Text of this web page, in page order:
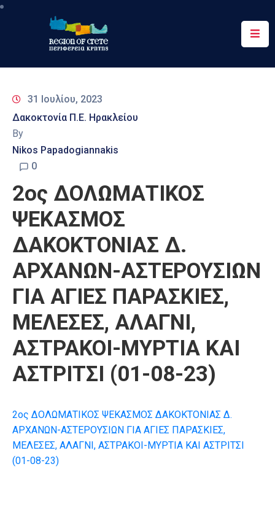
Περιφέρεια
&
Δράσεις
Ψηφιακές
Επικοινωνία
31 Ιουλίου, 2023
Δακοκτονία Π.Ε. Ηρακλείου
By
Nikos Papadogiannakis
0
2ος ΔΟΛΩΜΑΤΙΚΟΣ
ΨΕΚΑΣΜΟΣ
ΔΑΚΟΚΤΟΝΙΑΣ Δ.
ΑΡΧΑΝΩΝ-ΑΣΤΕΡΟΥΣΙΩΝ
ΓΙΑ ΑΓΙΕΣ ΠΑΡΑΣΚΙΕΣ,
ΜΕΛΕΣΕΣ, ΑΛΑΓΝΙ,
ΑΣΤΡΑΚΟΙ-ΜΥΡΤΙΑ ΚΑΙ
ΑΣΤΡΙΤΣΙ (01-08-23)
2ος ΔΟΛΩΜΑΤΙΚΟΣ ΨΕΚΑΣΜΟΣ ΔΑΚΟΚΤΟΝΙΑΣ Δ.
ΑΡΧΑΝΩΝ-ΑΣΤΕΡΟΥΣΙΩΝ ΓΙΑ ΑΓΙΕΣ ΠΑΡΑΣΚΙΕΣ,
ΜΕΛΕΣΕΣ, ΑΛΑΓΝΙ, ΑΣΤΡΑΚΟΙ-ΜΥΡΤΙΑ ΚΑΙ ΑΣΤΡΙΤΣΙ
(01-08-23)